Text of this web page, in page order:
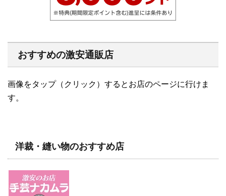
おすすめの激安通販店
画像をタップ（クリック）するとお店のページに行けま
す。
洋裁・縫い物のおすすめ店